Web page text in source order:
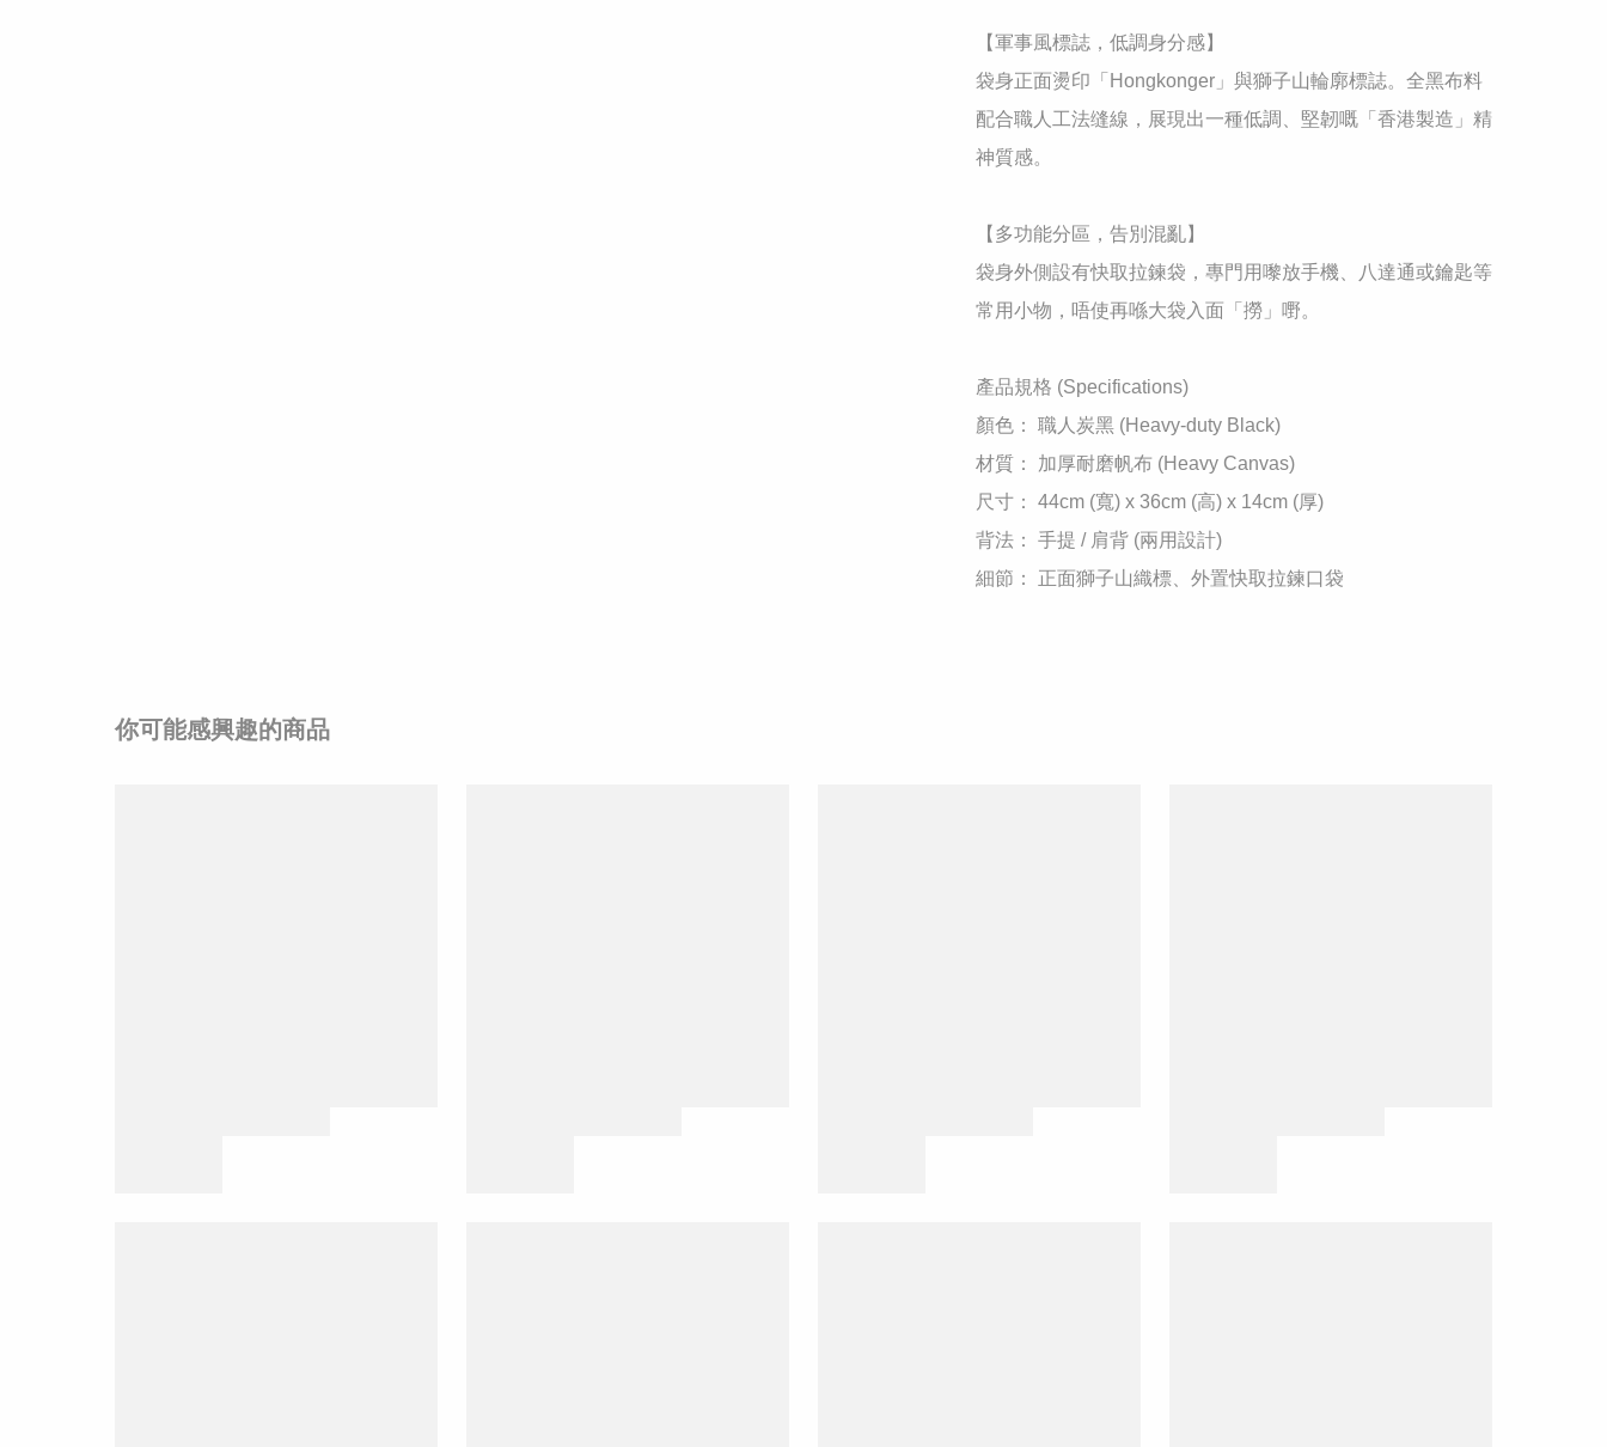
​【軍事風標誌，低調身分感】
袋身正面燙印「Hongkonger」與獅子山輪廓標誌。全黑布料
配合職人工法缝線，展現出一種低調、堅韌嘅「香港製造」精
神質感。
​【多功能分區，告別混亂】
袋身外側設有快取拉鍊袋，專門用嚟放手機、八達通或鑰匙等
常用小物，唔使再喺大袋入面「撈」嘢。
​產品規格 (Specifications)
​顏色： 職人炭黑 (Heavy-duty Black)
​材質： 加厚耐磨帆布 (Heavy Canvas)
​尺寸： 44cm (寬) x 36cm (高) x 14cm (厚)
​背法： 手提 / 肩背 (兩用設計)
​細節： 正面獅子山織標、外置快取拉鍊口袋
你可能感興趣的商品